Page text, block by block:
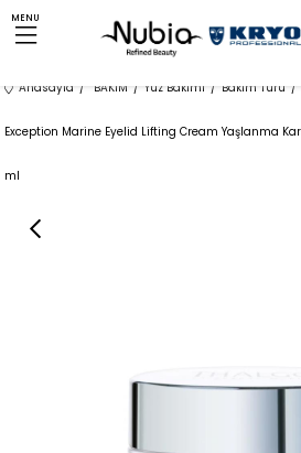
MENU
Anasayfa BAKIM Yüz Bakımı Bakım Türü
Exception Marine Eyelid Lifting Cream Yaşlanma
ml